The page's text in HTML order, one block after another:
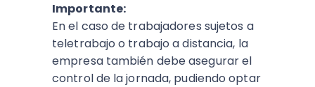
Importante:
En el caso de trabajadores sujetos a
teletrabajo o trabajo a distancia, la
empresa también debe asegurar el
control de la jornada, pudiendo optar